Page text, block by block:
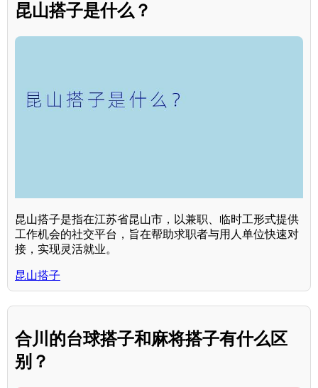
昆山搭子是什么？
昆山搭子是指在江苏省昆山市，以兼职、临时工形式提供
工作机会的社交平台，旨在帮助求职者与用人单位快速对
接，实现灵活就业。
昆山搭子
合川的台球搭子和麻将搭子有什么区
别？